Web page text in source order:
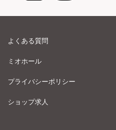
よくある質問
ミオホール
プライバシーポリシー
ショップ求人